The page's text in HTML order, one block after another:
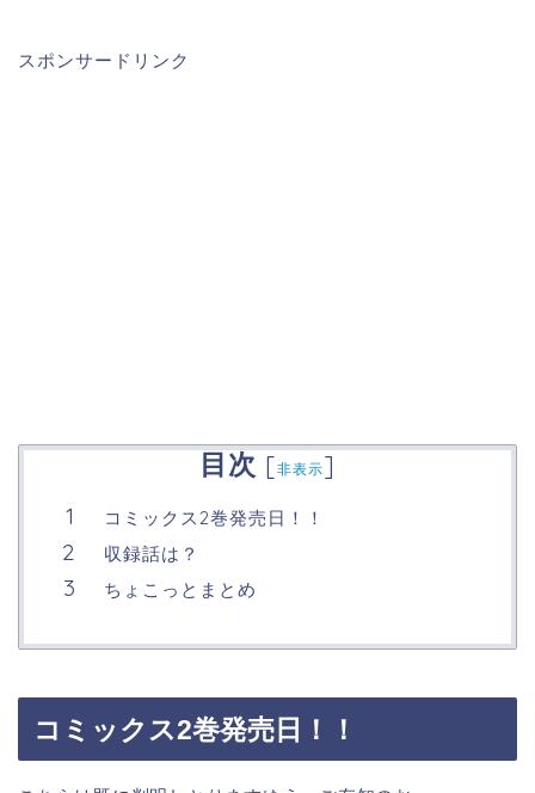
スポンサードリンク
目次 [非表示]
コミックス2巻発売日！！
収録話は？
ちょこっとまとめ
コミックス2巻発売日！！